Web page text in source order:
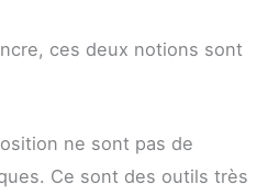
ces deux notions sont
ne sont pas de
Ce sont des outils très